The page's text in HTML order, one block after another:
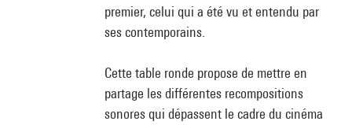
premier, celui qui a été vu et entendu par
ses contemporains.
Cette table ronde propose de mettre en
partage les différentes recompositions
sonores qui dépassent le cadre du cinéma